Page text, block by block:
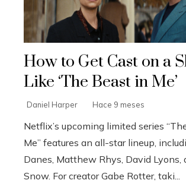
How to Get Cast on a
Like ‘The Beast in Me’
Daniel Harper Hace 9 meses
Netflix’s upcoming limited series
Me” features an all-star lineup,
Danes, Matthew Rhys, David Lyons,
Snow. For creator Gabe Rotter, taki...